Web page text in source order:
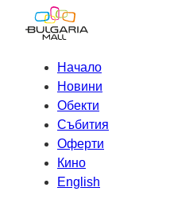
Начало
Новини
Обекти
Събития
Оферти
Кино
English